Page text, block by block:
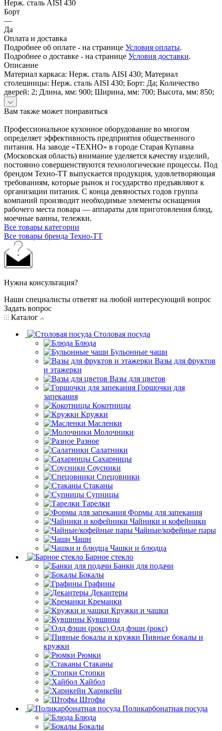
Нерж. сталь AISI 430
Борт
—
Да
Оплата и доставка
Подробнее об оплате - на странице Условия оплаты.
Подробнее о доставке - на странице Условия доставки.
Описание
Материал каркаса: Нерж. сталь AISI 430; Материал
столешницы: Нерж. сталь AISI 430; Борт: Да; Количество
дверей: 2; Длина, мм: 900; Ширина, мм: 700; Высота, мм: 850;
Вам также может понравиться
Профессиональное кухонное оборудование во многом
определяет эффективность предприятия общественного
питания. На заводе «ТЕХНО» в городе Старая Купавна
(Московская область) внимание уделяется качеству изделий,
постоянно совершенствуются технологические процессы. Под
брендом Техно-ТТ выпускается продукция, удовлетворяющая
требованиям, которые рынок и государство предъявляют к
организации питания. С конца девяностых годов группа
компаний производит необходимые элементы оснащения
рабочего места повара — аппараты для приготовления блюд,
моечные ванны, тележки.
Все товары категории
Все товары бренда Техно-ТТ
Нужна консультация?
Наши специалисты ответят на любой интересующий вопрос
Задать вопрос
Каталог
Столовая посуда
Блюда
Бульонные чаши
Вазы для фруктов
и этажерки
Вазы для цветов
Горшочки для
запекания
Кокотницы
Кружки
Масленки
Молочники
Разное
Салатники
Сахарницы
Соусники
Спецовники
Стаканы
Супницы
Тарелки
Формы для запекания
Чайники и кофейники
Чайные/кофейные пары
Чаши
Чашки и блюдца
Барное стекло
Банки для подачи
Бокалы
Графины
Декантеры
Креманки
Кружки и чашки
Кувшины
Олд фэшн (рокс)
Пивные бокалы и
кружки
Рюмки
Стаканы
Стопки
Хайбол
Харикейн
Штофы
Поликарбонатная посуда
Блюда
Бокалы